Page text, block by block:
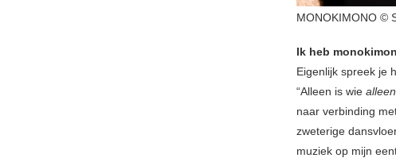
MONOKIMONO ©
Ik heb
Eigenlijk spreek je
“Alleen is wie
naar verbinding
zweterige
muziek op mijn